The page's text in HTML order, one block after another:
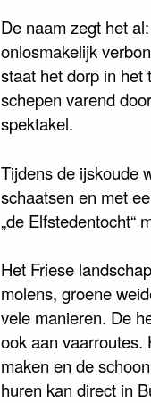
De naam zegt het
onlosmakelijk
staat het dorp in het
schepen varend
spektakel.
Tijdens de ijskoude
schaatsen en met
„de Elfstedentocht“
Het Friese
molens, groene
vele manieren. De
ook aan vaarroutes.
maken en de
huren kan direct in